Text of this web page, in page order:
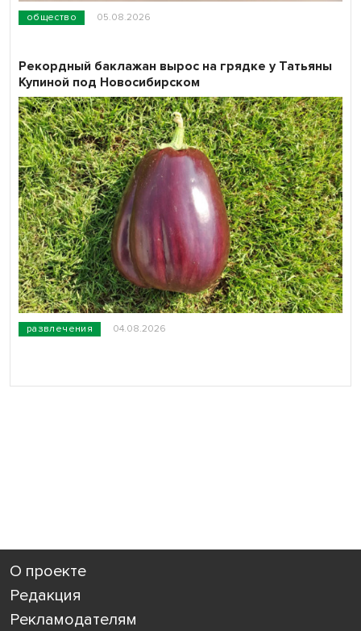
общество 05.08.2026
развлечения 04.08.2026
Рекордный баклажан вырос на грядке у Татьяны
Купиной под Новосибирском
О проекте
Редакция
Рекламодателям